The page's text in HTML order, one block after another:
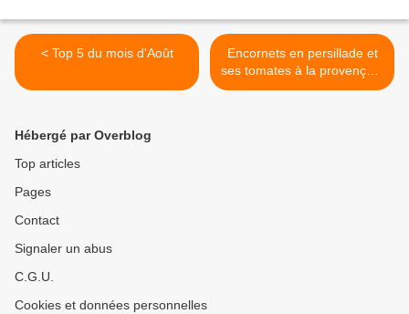
< Top 5 du mois d'Août
Encornets en persillade et
ses tomates à la provençale
>
Hébergé par Overblog
Top articles
Pages
Contact
Signaler un abus
C.G.U.
Cookies et données personnelles